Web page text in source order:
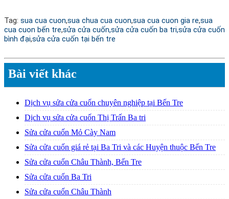
Tag: sua cua cuon,sua chua cua cuon,sua cua cuon gia re,sua
cua cuon bến tre,sửa cửa cuốn,sửa cửa cuốn ba tri,sửa cửa cuốn
bình đại,sửa cửa cuốn tại bến tre
Bài viết khác
Dịch vụ sửa cửa cuốn chuyên nghiệp tại Bến Tre
Dịch vụ sửa cửa cuốn Thị Trấn Ba tri
Sửa cửa cuốn Mỏ Cày Nam
Sửa cửa cuốn giá rẻ tại Ba Tri và các Huyện thuộc Bến Tre
Sửa cửa cuốn Châu Thành, Bến Tre
Sửa cửa cuốn Ba Tri
Sửa cửa cuốn Châu Thành